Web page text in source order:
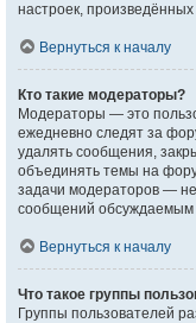
настроек,
Вернуться к началу
Кто такие модераторы?
Модераторы — это
ежедневно следят за
удалять сообщения,
объединять темы на
задачи модераторов —
сообщений обсуждаемым
Вернуться к началу
Что такое группы
Группы пользователей